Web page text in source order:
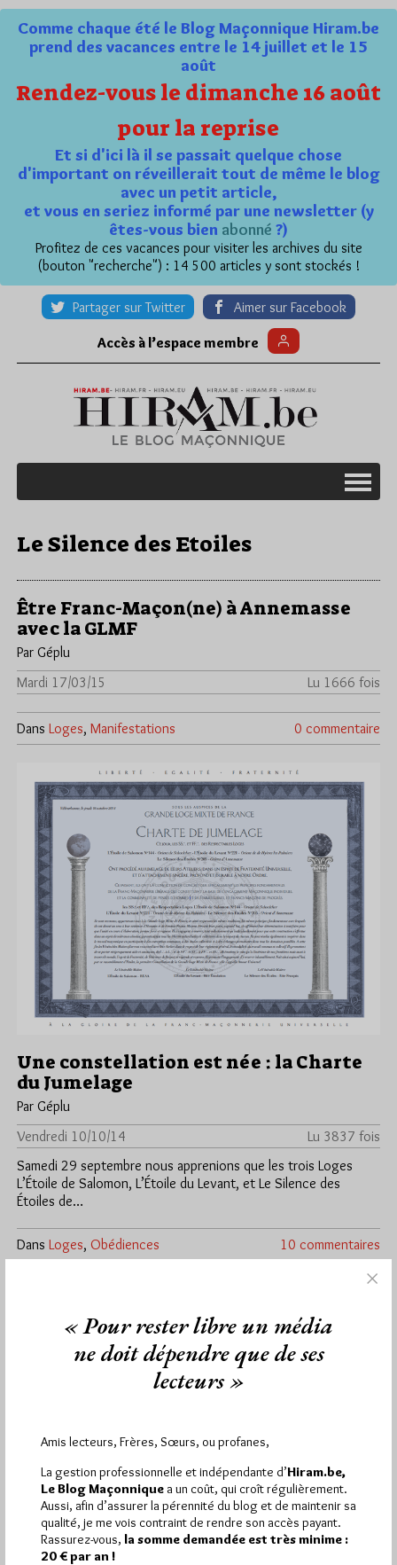
Comme chaque été le Blog Maçonnique Hiram.be
prend des vacances entre le 14 juillet et le 15
août
Rendez-vous le dimanche 16 août
pour la reprise
Et si d'ici là il se passait quelque chose
d'important on réveillerait tout de même le blog
avec un petit article,
et vous en seriez informé par une newsletter (y
êtes-vous bien abonné ?)
Profitez de ces vacances pour visiter les archives du site
(bouton "recherche") : 14 500 articles y sont stockés !
Partager sur Twitter Aimer sur Facebook
Accès à l’espace membre
Le Silence des Etoiles
Être Franc-Maçon(ne) à Annemasse
avec la GLMF
Par Géplu
Mardi 17/03/15
Lu 1666 fois
Dans Loges, Manifestations 0 commentaire
Une constellation est née : la Charte
du Jumelage
Par Géplu
Vendredi 10/10/14
Lu 3837 fois
Samedi 29 septembre nous apprenions que les trois Loges
L’Étoile de Salomon, L’Étoile du Levant, et Le Silence des
Étoiles de…
Dans Loges, Obédiences 10 commentaires
« Ainsi naîtra une constellation »
Par Géplu
« Pour rester libre un média
ne doit dépendre que de ses
lecteurs »
Amis lecteurs, Frères, Sœurs, ou profanes,
La gestion professionnelle et indépendante d’Hiram.be,
Le Blog Maçonnique a un coût, qui croît régulièrement.
Aussi, afin d’assurer la pérennité du blog et de maintenir sa
qualité, je me vois contraint de rendre son accès payant.
Rassurez-vous, la somme demandée est très minime :
20 € par an !